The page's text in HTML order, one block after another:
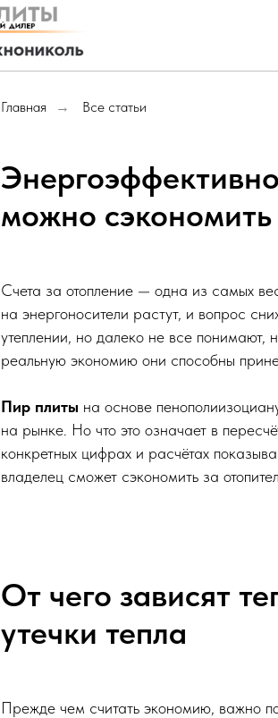
Главная → Все статьи
можно
Счета за отопление — одна из самых
на энергоносители растут, и вопрос
утеплении, но далеко не все понимают,
реальную экономию они способны
Пир плиты на основе
на рынке. Но что это означает в
конкретных цифрах и расчётах
владелец сможет сэкономить за
От чего зависят
утечки тепла
Прежде чем считать экономию, важно